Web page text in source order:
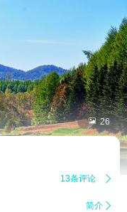
 26
13条评论 
简介 